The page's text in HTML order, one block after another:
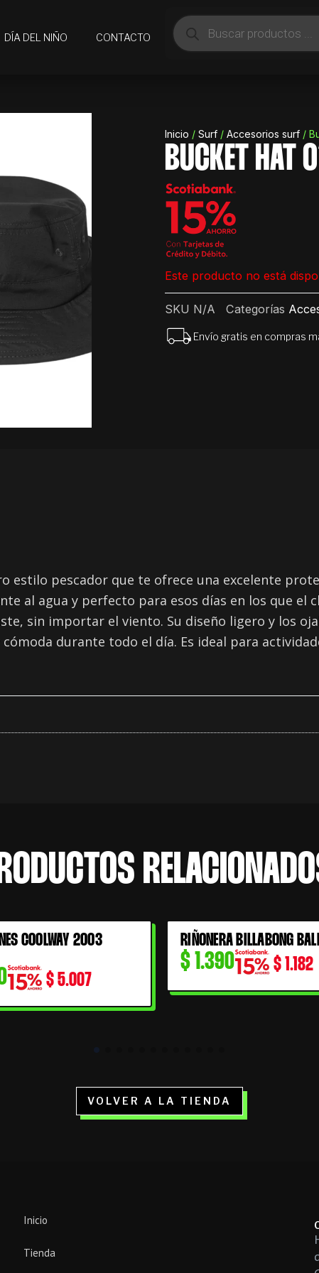
DÍA DEL NIÑO CONTACTO
Búsqueda
de
productos
Inicio / Surf/ Accesorios surf/
BUCKET HAT
Este producto no está
SKU N/A Categorías
Envío gratis en compras
estilo pescador que te ofrece una excelente
al agua y perfecto para esos días en los que el
sin importar el viento. Su diseño ligero y los
durante todo el día. Es ideal para
COOLWAY 2003
$5.007
RIÑONERA BILLABONG BALI
$1.390 $1.182
VOLVER A LA TIENDA
Inicio
Tienda